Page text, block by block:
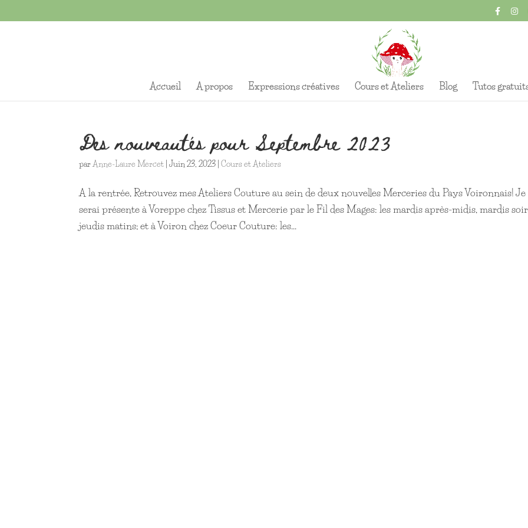
Accueil A propos Expressions créatives Cours et Ateliers Blog Tutos
Des nouveautés pour Septembre 2023
parAnne-Laure Mercet |Juin 23, 2023 |Cours et Ateliers
A la rentrée, Retrouvez mes Ateliers Couture au sein de deux nouvelles Merceries du Pays Voironnais! Je
serai présente à Voreppe chez Tissus et Mercerie par le Fil des Mages: les mardis après-midis, mardis
jeudis matins; et à Voiron chez Coeur Couture: les...